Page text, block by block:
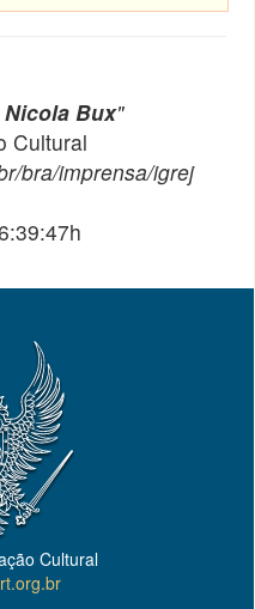
Bux"
Cultural
bra/imprensa/igrej
Cultural